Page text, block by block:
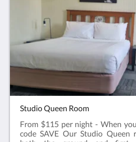
Studio Queen Room
From $115 per night - When
code SAVE Our Studio Queen